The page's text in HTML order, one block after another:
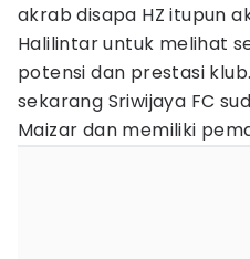
akrab disapa HZ itupun
Halilintar untuk melihat
potensi dan prestasi
sekarang Sriwijaya FC
Maizar dan memiliki